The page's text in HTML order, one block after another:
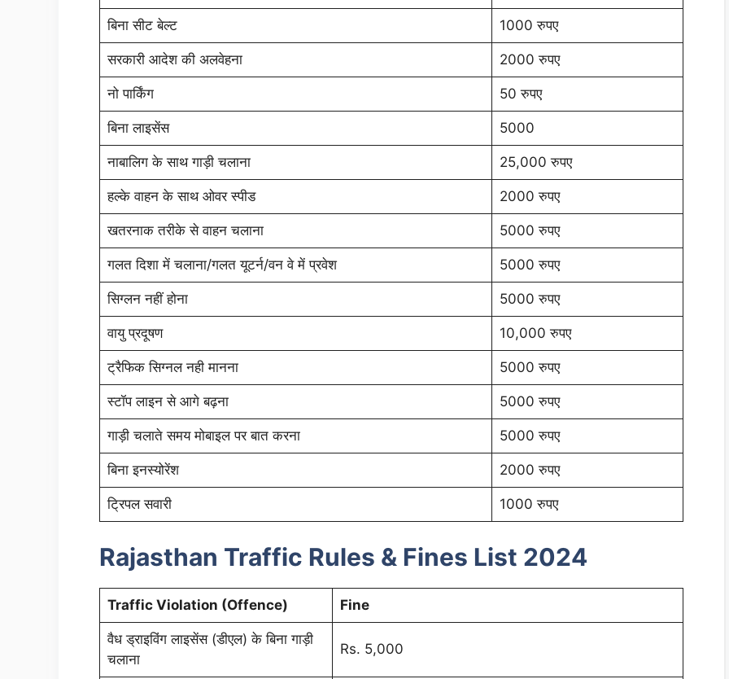
बिना सीट बेल्ट 1000 रुपए
सरकारी आदेश की अलवेहना 2000 रुपए
नो पार्किंग 50 रुपए
बिना लाइसेंस 5000
नाबालिग के साथ गाड़ी चलाना 25,000 रुपए
हल्के वाहन के साथ ओवर स्पीड 2000 रुपए
खतरनाक तरीके से वाहन चलाना 5000 रुपए
गलत दिशा में चलाना/गलत यूटर्न/वन वे में प्रवेश 5000 रुपए
सिग्लन नहीं होना 5000 रुपए
वायु प्रदूषण 10,000 रुपए
ट्रैफिक सिग्नल नही मानना 5000 रुपए
स्टॉप लाइन से आगे बढ़ना 5000 रुपए
गाड़ी चलाते समय मोबाइल पर बात करना 5000 रुपए
बिना इनस्योरेंश 2000 रुपए
ट्रिपल सवारी 1000 रुपए
Rajasthan Traffic Rules & Fines List 2024
Traffic Violation (Offence) Fine
वैध ड्राइविंग लाइसेंस (डीएल) के बिना गाड़ी
चलाना
Rs. 5,000